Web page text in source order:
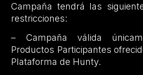
Campaña tendrá las
restricciones:
– Campaña válida
Productos Participantes
Plataforma de Hunty.